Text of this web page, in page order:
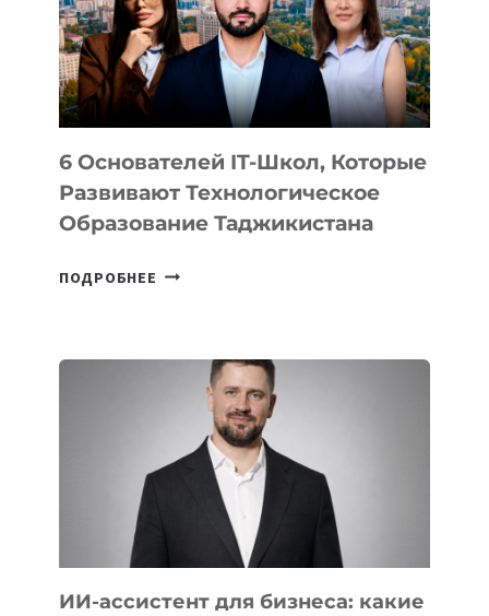
УСТРОЙСТВА
ОТ
OPENAI
6 Основателей IT-Школ, Которые
Развивают Технологическое
Образование Таджикистана
ПОДРОБНЕЕ 6
КОТОРЫЕ
РАЗВИВАЮТ
ТЕХНОЛОГИЧЕСКОЕ
ОБРАЗОВАНИЕ
ТАДЖИКИСТАНА
ИИ-ассистент для бизнеса: какие